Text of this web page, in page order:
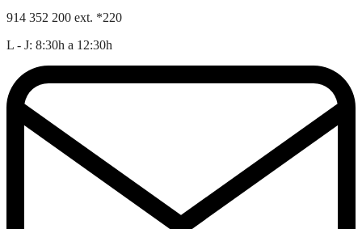
914 352 200 ext. *220
L - J: 8:30h a 12:30h